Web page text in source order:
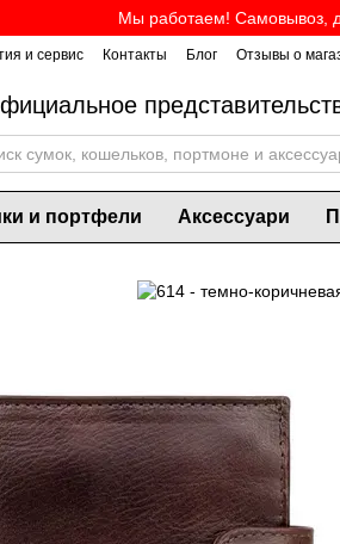
Мы работаем! Самовывоз,
и сервис Контакты Блог Отзывы о
и портфели Аксессуари